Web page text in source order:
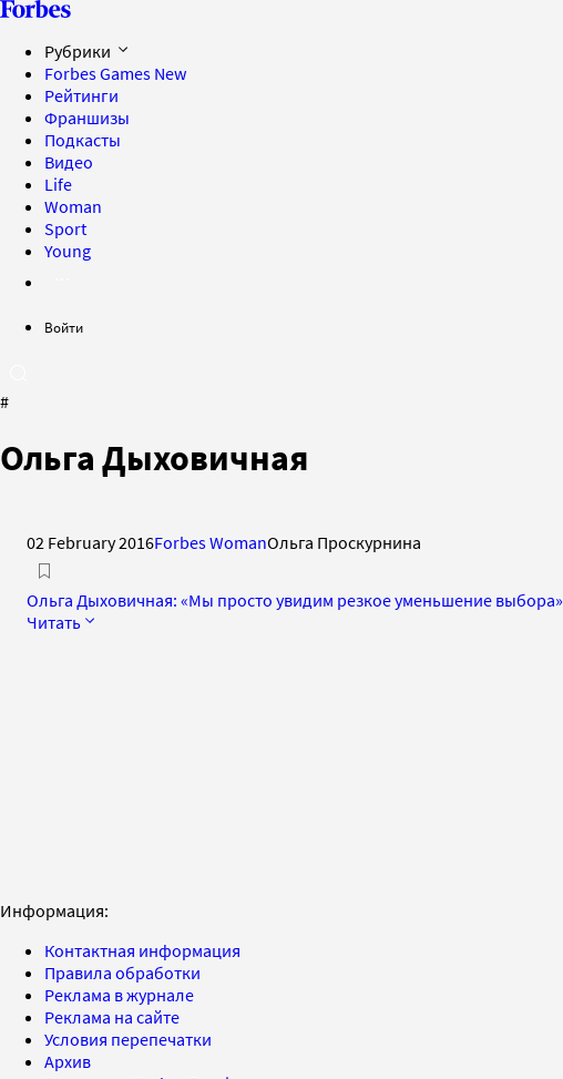
Рубрики
Forbes Games New
Рейтинги
Франшизы
Подкасты
Видео
Life
Woman
Sport
Young
Войти
#
Ольга Дыховичная
02 February 2016Forbes WomanОльга Проскурнина
Ольга Дыховичная: «Мы просто увидим резкое уменьшение выбора»
Читать
Информация:
Контактная информация
Правила обработки
Реклама в журнале
Реклама на сайте
Условия перепечатки
Архив